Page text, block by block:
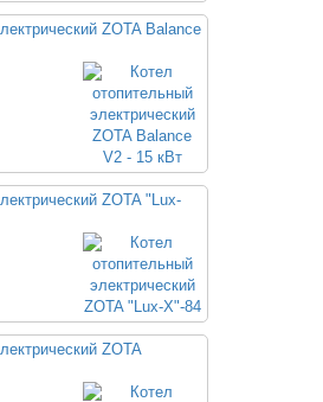
ZOTA Balance
ZOTA "Lux-
ZOTA